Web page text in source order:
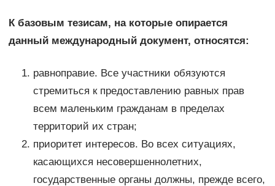
К базовым тезисам, на которые опирается
данный международный документ, относятся:
равноправие. Все участники обязуются
стремиться к предоставлению равных прав
всем маленьким гражданам в пределах
территорий их стран;
приоритет интересов. Во всех ситуациях,
касающихся несовершеннолетних,
государственные органы должны, прежде всего,